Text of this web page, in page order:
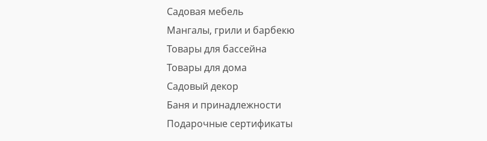
Садовая мебель
Мангалы, грили и барбекю
Товары для бассейна
Товары для дома
Садовый декор
Баня и принадлежности
Подарочные сертификаты